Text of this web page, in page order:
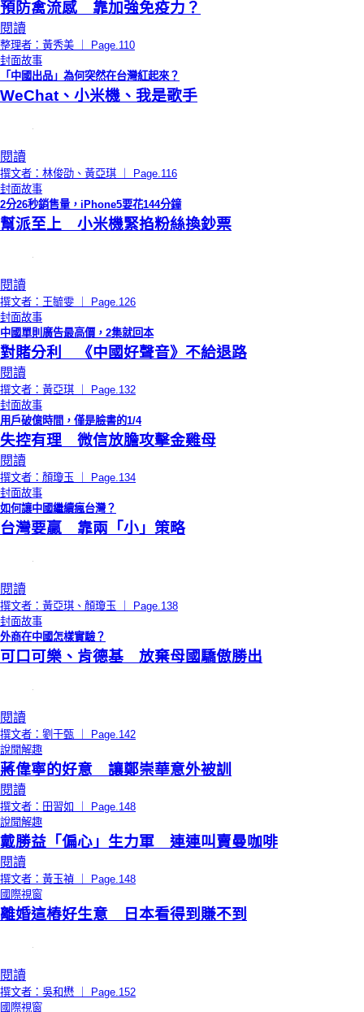
預防禽流感 靠加強免疫力？
閱讀
整理者：黃秀美 ｜ Page.110
封面故事
「中國出品」為何突然在台灣紅起來？
WeChat、小米機、我是歌手
閱讀
撰文者：林俊劭、黃亞琪 ｜ Page.116
封面故事
2分26秒銷售量，iPhone5要花144分鐘
幫派至上 小米機緊掐粉絲換鈔票
閱讀
撰文者：王毓雯 ｜ Page.126
封面故事
中國單則廣告最高價，2集就回本
對賭分利 《中國好聲音》不給退路
閱讀
撰文者：黃亞琪 ｜ Page.132
封面故事
用戶破億時間，僅是臉書的1/4
失控有理 微信放膽攻擊金雞母
閱讀
撰文者：顏瓊玉 ｜ Page.134
封面故事
如何讓中國繼續瘋台灣？
台灣要贏 靠兩「小」策略
閱讀
撰文者：黃亞琪、顏瓊玉 ｜ Page.138
封面故事
外商在中國怎樣實驗？
可口可樂、肯德基 放棄母國驕傲勝出
閱讀
撰文者：劉于甄 ｜ Page.142
說聞解趣
蔣偉寧的好意 讓鄭崇華意外被訓
閱讀
撰文者：田習如 ｜ Page.148
說聞解趣
戴勝益「偏心」生力軍 連連叫賣曼咖啡
閱讀
撰文者：黃玉禎 ｜ Page.148
國際視窗
離婚這樁好生意 日本看得到賺不到
閱讀
撰文者：吳和懋 ｜ Page.152
國際視窗